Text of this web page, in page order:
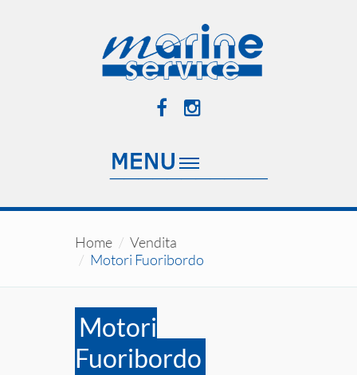
Home
Vendita
Motori Fuoribordo
Motori
Fuoribordo